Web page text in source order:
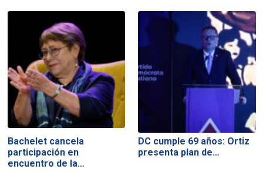
Bachelet cancela
participación en
encuentro de la…
DC cumple 69 años: Ortiz
presenta plan de…